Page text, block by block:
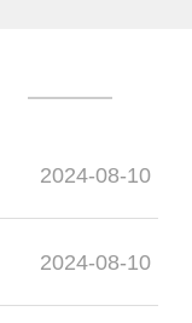
2024-08-10
2024-08-10